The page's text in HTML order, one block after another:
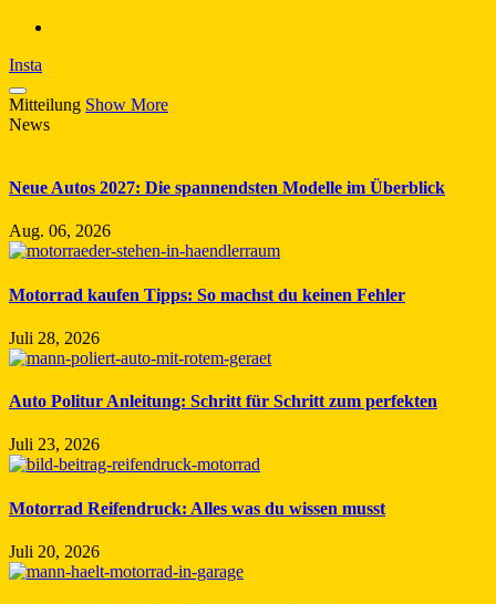
Insta
Mitteilung Show More
News
Neue Autos 2027: Die spannendsten Modelle im Überblick
Aug. 06, 2026
Motorrad kaufen Tipps: So machst du keinen Fehler
Juli 28, 2026
Auto Politur Anleitung: Schritt für Schritt zum perfekten
Juli 23, 2026
Motorrad Reifendruck: Alles was du wissen musst
Juli 20, 2026